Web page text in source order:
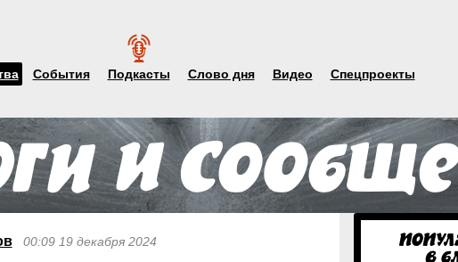
События Подкасты Слово дня Видео Спецпроекты
00:09 19 декабря 2024